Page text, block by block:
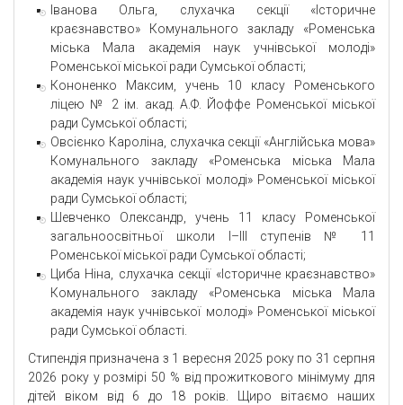
Іванова Ольга, слухачка секції «Історичне
краєзнавство» Комунального закладу «Роменська
міська Мала академія наук учнівської молоді»
Роменської міської ради Сумської області;
Кононенко Максим, учень 10 класу Роменського
ліцею № 2 ім. акад. А.Ф. Йоффе Роменської міської
ради Сумської області;
Овсієнко Кароліна, слухачка секції «Англійська мова»
Комунального закладу «Роменська міська Мала
академія наук учнівської молоді» Роменської міської
ради Сумської області;
Шевченко Олександр, учень 11 класу Роменської
загальноосвітньої школи І–ІІІ ступенів № 11
Роменської міської ради Сумської області;
Циба Ніна, слухачка секції «Історичне краєзнавство»
Комунального закладу «Роменська міська Мала
академія наук учнівської молоді» Роменської міської
ради Сумської області.
Стипендія призначена з 1 вересня 2025 року по 31 серпня
2026 року у розмірі 50 % від прожиткового мінімуму для
дітей віком від 6 до 18 років. Щиро вітаємо наших